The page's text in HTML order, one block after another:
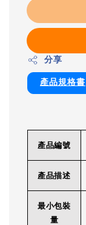
分享
產品規格書
產品編號
產品描述
最小包裝
量